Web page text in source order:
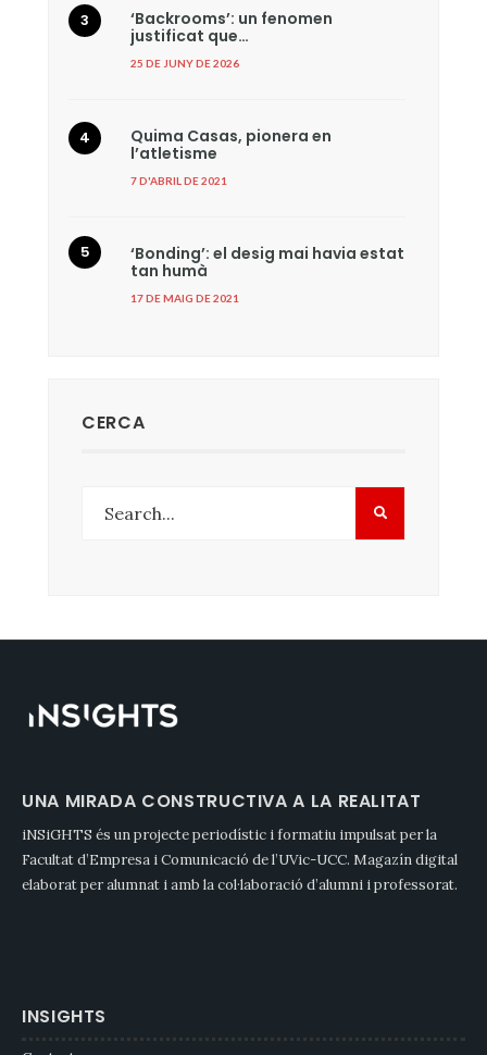
‘Backrooms’: un fenomen
justificat que…
25 DE JUNY DE 2026
Quima Casas, pionera en
l’atletisme
7 D'ABRIL DE 2021
‘Bonding’: el desig mai havia estat
tan humà
17 DE MAIG DE 2021
CERCA
UNA MIRADA CONSTRUCTIVA A LA REALITAT
iNSiGHTS és un projecte periodístic i formatiu impulsat per la
Facultat d’Empresa i Comunicació de l’UVic-UCC. Magazín digital
elaborat per alumnat i amb la col·laboració d’alumni i professorat.
INSIGHTS